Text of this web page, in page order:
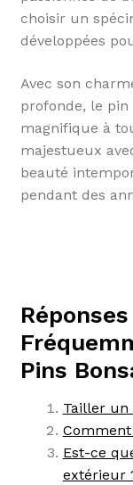
choisir un
développées
Avec son
profonde, le
magnifique à
majestueux
beauté
pendant des
Pins
Tailler un
Est-ce
extérieur